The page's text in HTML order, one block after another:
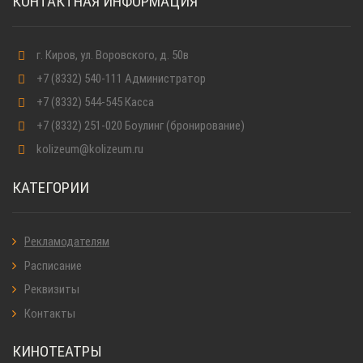
г. Киров, ул. Воровского, д. 50в
+7 (8332) 540-111 Администратор
+7 (8332) 544-545 Касса
+7 (8332) 251-020 Боулинг (бронирование)
kolizeum@kolizeum.ru
КАТЕГОРИИ
Рекламодателям
Расписание
Реквизиты
Контакты
КИНОТЕАТРЫ